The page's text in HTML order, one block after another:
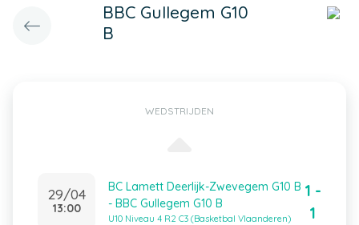
BBC Gullegem G10
B
WEDSTRIJDEN
29/04
13:00
BC Lamett Deerlijk-Zwevegem G10 B
- BBC Gullegem G10 B
U10 Niveau 4 R2 C3 (Basketbal Vlaanderen)
1 -
1